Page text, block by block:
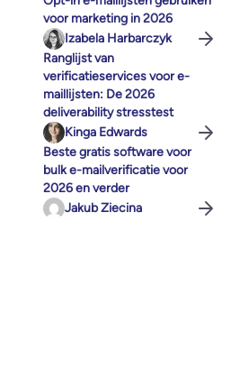
voor marketing in 2026
Izabela Harbarczyk
Ranglijst van
verificatieservices voor e-
maillijsten: De 2026
deliverability stresstest
Kinga Edwards
Beste gratis software voor
bulk e-mailverificatie voor
2026 en verder
Jakub Ziecina